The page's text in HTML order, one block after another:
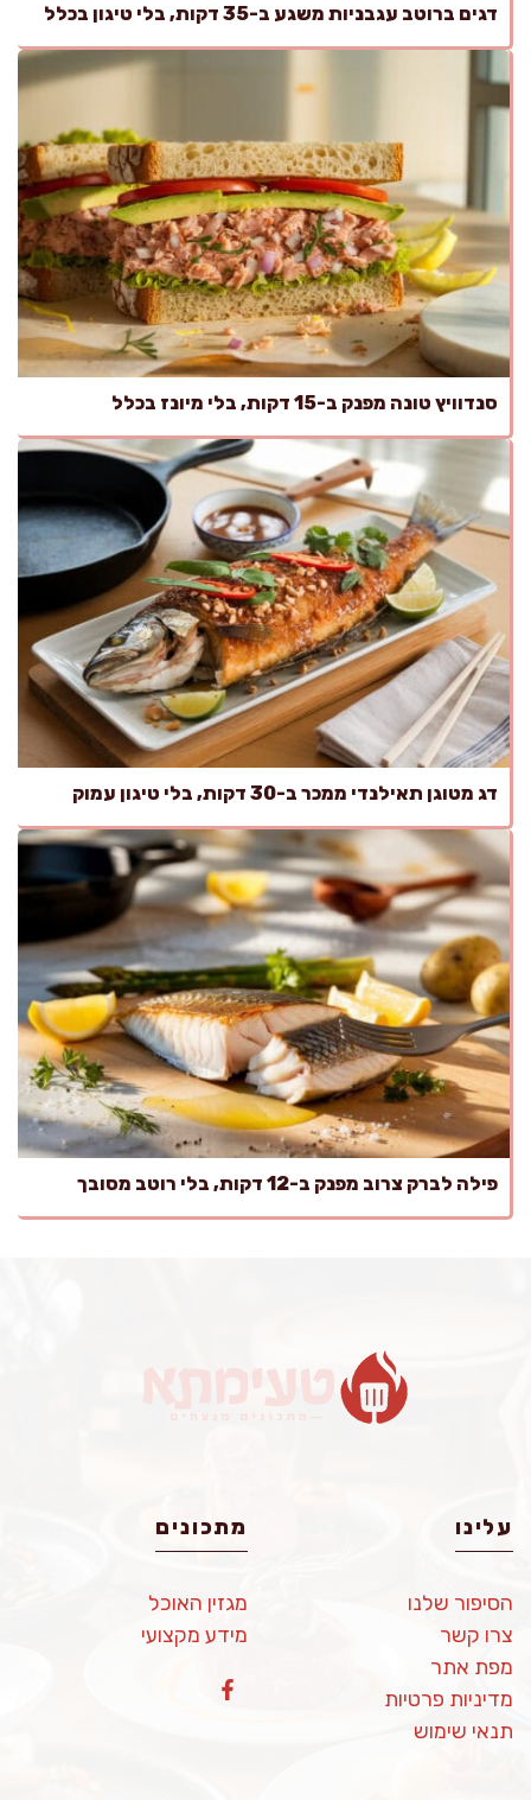
דגים ברוטב עגבניות משגע ב-35 דקות, בלי טיגון בכלל
סנדוויץ טונה מפנק ב-15 דקות, בלי מיונז בכלל
דג מטוגן תאילנדי ממכר ב-30 דקות, בלי טיגון עמוק
פילה לברק צרוב מפנק ב-12 דקות, בלי רוטב מסובך
עלינו
הסיפור שלנו
צרו קשר
מפת אתר
מדיניות פרטיות
תנאי שימוש
מתכונים
מגזין האוכל
מידע מקצועי